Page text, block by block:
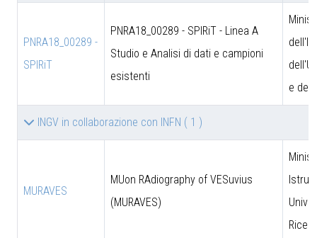
PNRA18_00289 -
SPIRiT
PNRA18_00289 - SPIRiT - Linea A
Studio e Analisi di dati e campioni
esistenti
e
INGV in collaborazione con INFN ( 1 )
MURAVES
MUon RAdiography of VESuvius
(MURAVES)